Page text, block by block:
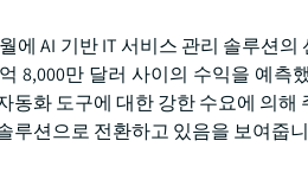
에 AI 기반 IT 서비스 관리 솔루션
8,000만 달러 사이의 수익을 예
동화 도구에 대한 강한 수요에 의
루션으로 전환하고 있음을 보여줍